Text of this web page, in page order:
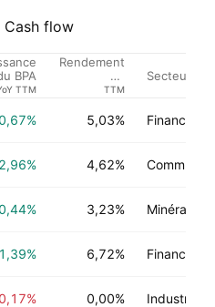
Cash flow
BPA
TTM
Rendement
du
Dividende %
TTM
Secteur
5,03% Finance
4,62%
3,23% Minéraux
6,72% Finance
0,00% Industries